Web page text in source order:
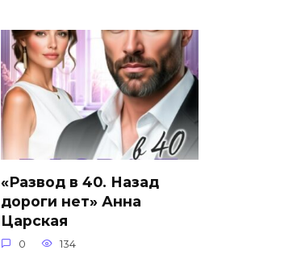
«Развод в 40. Назад
дороги нет» Анна
Царская
0 134